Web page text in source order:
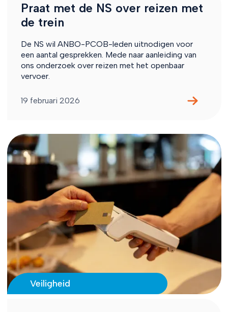
Praat met de NS over reizen met
de trein
De NS wil ANBO-PCOB-leden uitnodigen voor
een aantal gesprekken. Mede naar aanleiding van
ons onderzoek over reizen met het openbaar
vervoer.
19 februari 2026
Veiligheid